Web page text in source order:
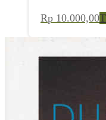
Rp 10.000,00